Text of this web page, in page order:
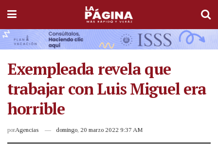
Exempleada revela que
trabajar con Luis Miguel era
horrible
porAgencias domingo, 20 marzo 2022 9:37 AM